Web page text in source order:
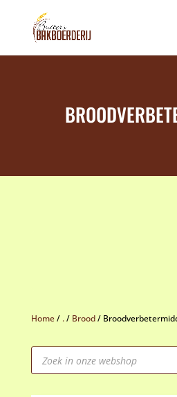
Home/ ./ Brood/
Producten
zoeken